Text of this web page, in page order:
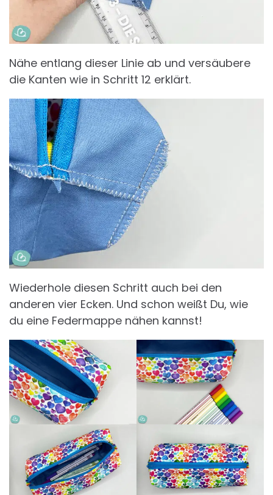
Nähe entlang dieser Linie ab und versäubere
die Kanten wie in Schritt 12 erklärt.
Wiederhole diesen Schritt auch bei den
anderen vier Ecken. Und schon weißt Du, wie
du eine Federmappe nähen kannst!